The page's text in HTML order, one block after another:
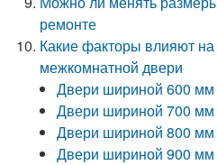
ремонте
Какие факторы влияют
межкомнатной двери
Двери шириной 600 мм
Двери шириной 700 мм
Двери шириной 800 мм
Двери шириной 900 мм